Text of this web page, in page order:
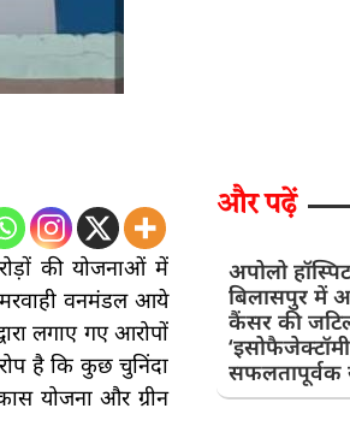
की योजनाओं में
मरवाही वनमंडल आये
लगाए गए आरोपों
है कि कुछ चुनिंदा
योजना और ग्रीन
और पढ़ें
अपोलो
बिलासपुर में
कैंसर की
सफलतापूर्वक